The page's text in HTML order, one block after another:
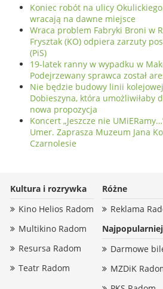
Koniec robót na ulicy
wracają na dawne miejsce
Wraca problem Fabryki Broni w
Frysztak (KO) odpiera zarzuty
(PiS)
19-latek ranny w wypadku w
Podejrzewany sprawca został
Nie będzie budowy linii
Dobieszyna, która umożliwiłaby
nowa propozycja
Koncert „Jeszcze nie
Umer. Zaprasza Muzeum Jana
Czarnolesie
Kultura i rozrywka
Kino Helios Radom
Multikino Radom
Resursa Radom
Teatr Radom
Różne
Reklama
Darmowe
MZDiK